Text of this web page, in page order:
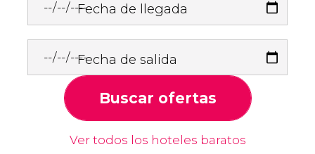
Fecha de llegada
Fecha de salida
Buscar ofertas
Ver todos los hoteles baratos